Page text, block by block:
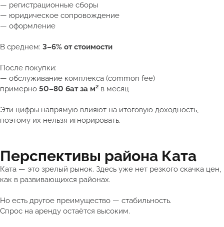
— регистрационные сборы
— юридическое сопровождение
— оформление
В среднем: 3–6% от стоимости
После покупки:
— обслуживание комплекса (common fee)
примерно 50–80 бат за м² в месяц
Эти цифры напрямую влияют на итоговую доходность,
поэтому их нельзя игнорировать.
Перспективы района Ката
Ката — это зрелый рынок. Здесь уже нет резкого скачка цен,
как в развивающихся районах.
Но есть другое преимущество — стабильность.
Спрос на аренду остаётся высоким.